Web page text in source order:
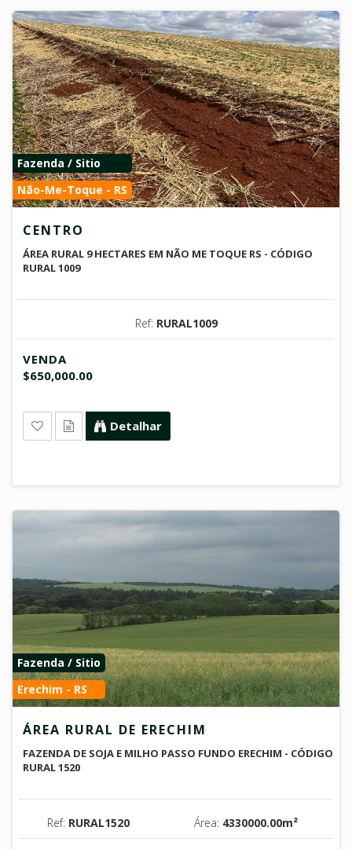
Fazenda / Sitio
Não-Me-Toque - RS
CENTRO
ÁREA RURAL 9 HECTARES EM NÃO ME TOQUE RS - CÓDIGO
RURAL 1009
Ref: RURAL1009
VENDA
$650,000.00
Detalhar
Fazenda / Sitio
Erechim - RS
ÁREA RURAL DE ERECHIM
FAZENDA DE SOJA E MILHO PASSO FUNDO ERECHIM - CÓDIGO
RURAL 1520
Ref: RURAL1520 Área: 4330000.00m²